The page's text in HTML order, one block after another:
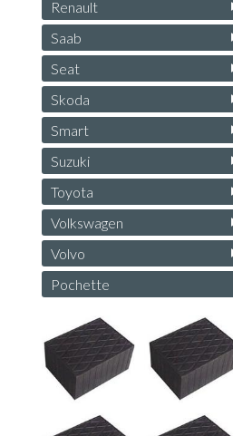
Renault
Saab
Seat
Skoda
Smart
Suzuki
Toyota
Volkswagen
Volvo
Pochette